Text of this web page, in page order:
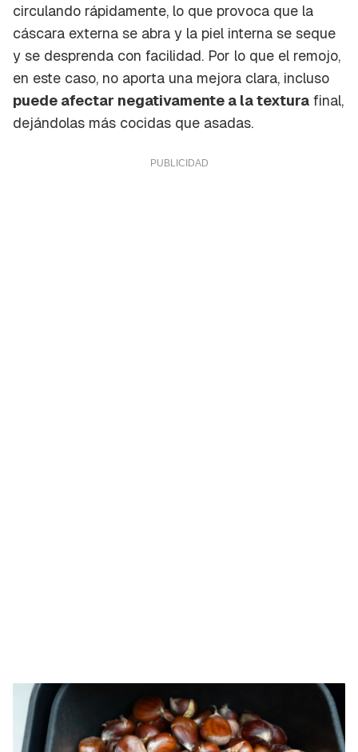
circulando rápidamente, lo que provoca que la
cáscara externa se abra y la piel interna se seque
y se desprenda con facilidad. Por lo que el remojo,
en este caso, no aporta una mejora clara, incluso
puede afectar negativamente a la textura final,
dejándolas más cocidas que asadas.